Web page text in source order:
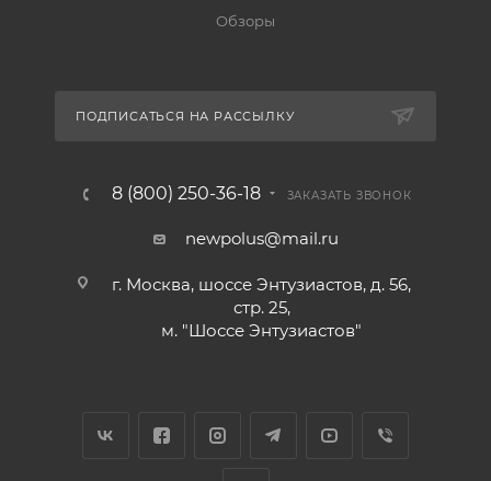
Обзоры
ПОДПИСАТЬСЯ НА РАССЫЛКУ
8 (800) 250-36-18 ЗАКАЗАТЬ ЗВОНОК
newpolus@mail.ru
г. Москва, шоссе Энтузиастов, д. 56,
стр. 25,
м. "Шоссе Энтузиастов"